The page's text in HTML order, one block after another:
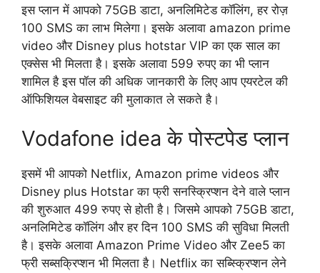
इस प्लान में आपको 75GB डाटा, अनलिमिटेड कॉलिंग, हर रोज़
100 SMS का लाभ मिलेगा। इसके अलावा amazon prime
video और Disney plus hotstar VIP का एक साल का
एक्सेस भी मिलता है। इसके अलावा 599 रुपए का भी प्लान
शामिल है इस पॉल की अधिक जानकारी के लिए आप एयरटेल की
ऑफिशियल वेबसाइट की मुलाकात ले सकते है।
Vodafone idea के पोस्टपेड प्लान
इसमें भी आपको Netflix, Amazon prime videos और
Disney plus Hotstar का फ्री सनस्क्रिप्शन देने वाले प्लान
की शुरुआत 499 रुपए से होती है। जिसमे आपको 75GB डाटा,
अनलिमिटेड कॉलिंग और हर दिन 100 SMS की सुविधा मिलती
है। इसके अलावा Amazon Prime Video और Zee5 का
फ्री सब्सक्रिप्शन भी मिलता है। Netflix का सब्स्क्रिप्शन लेने